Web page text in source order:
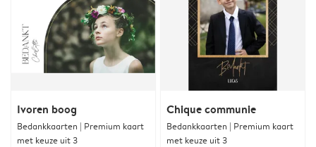
Ivoren boog
Bedankkaarten | Premium kaart
met keuze uit 3
Chique communie
Bedankkaarten | Premium kaart
met keuze uit 3